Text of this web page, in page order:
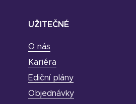
UŽITEČNÉ
O nás
Kariéra
Ediční plány
Objednávky